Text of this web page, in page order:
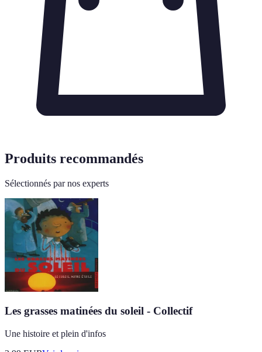
Produits recommandés
Sélectionnés par nos experts
Les grasses matinées du soleil - Collectif
Une histoire et plein d'infos